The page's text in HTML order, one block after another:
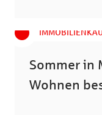
Sommer in
Wohnen